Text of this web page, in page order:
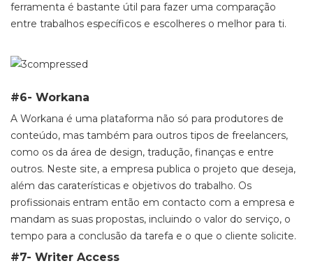
ferramenta é bastante útil para fazer uma comparação
entre trabalhos específicos e escolheres o melhor para ti.
#6- Workana
A Workana é uma plataforma não só para produtores de
conteúdo, mas também para outros tipos de freelancers,
como os da área de design, tradução, finanças e entre
outros. Neste site, a empresa publica o projeto que deseja,
além das caraterísticas e objetivos do trabalho. Os
profissionais entram então em contacto com a empresa e
mandam as suas propostas, incluindo o valor do serviço, o
tempo para a conclusão da tarefa e o que o cliente solicite.
#7- Writer Access